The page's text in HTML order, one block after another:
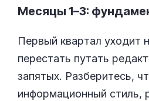
Месяцы 1–3:
Первый квартал уходит
перестать путать
запятых. Разберитесь,
информационный стиль,